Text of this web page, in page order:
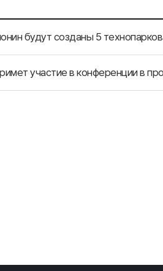
будут созданы 5 технопарков